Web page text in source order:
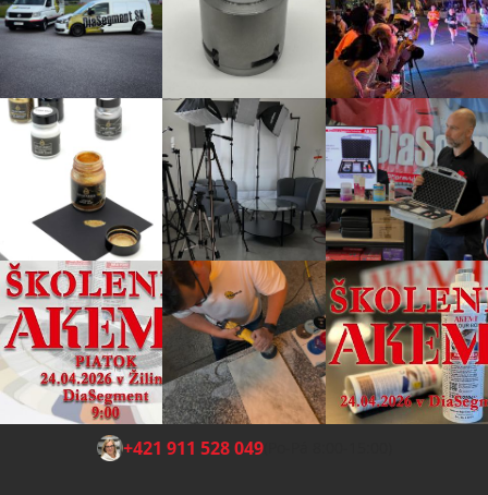
Z +421 911 528 049(Po-Pá 8:00-15:00)